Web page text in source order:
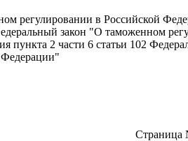
регулировании в Российской
закон "О таможенном
пункта 2 части 6 статьи 102
Федерации"
Страница